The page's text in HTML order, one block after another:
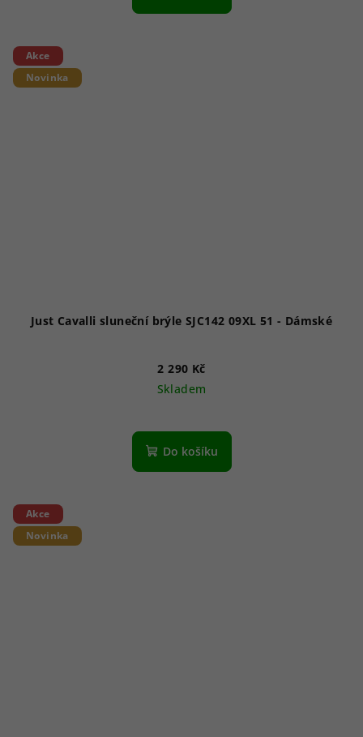
Akce
Novinka
Just Cavalli sluneční brýle SJC142 09XL 51 - Dámské
2 290 Kč
Skladem
Do košíku
Akce
Novinka